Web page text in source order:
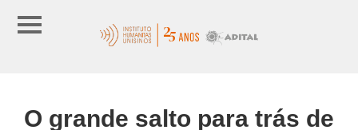
O grande salto para trás de